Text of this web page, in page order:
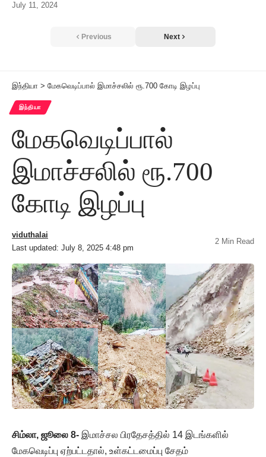
July 11, 2024
Previous Next
இந்தியா > மேகவெடிப்பால் இமாச்சலில் ரூ.700 கோடி இழப்பு
இந்தியா
மேகவெடிப்பால்
இமாச்சலில் ரூ.700
கோடி இழப்பு
Last updated: July 8, 2025 4:48 pm
viduthalai
2 Min Read
சிம்லா, ஜூலை 8- இமாச்சல பிரதேசத்தில் 14 இடங்களில்
மேகவெடிப்பு ஏற்பட்டதால், உள்கட்டமைப்பு சேதம்